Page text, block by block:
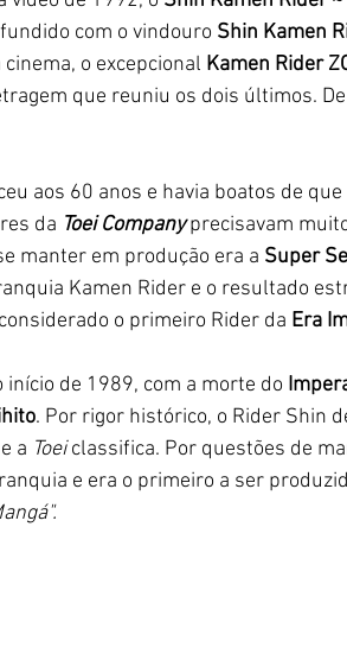
com o vindouro Shin Kamen
o excepcional Kamen Rider
que reuniu os dois últimos.
aos 60 anos e havia boatos de
da Toei Company precisavam
manter em produção era a Super
Kamen Rider e o resultado
o primeiro Rider da Era
de 1989, com a morte do
. Por rigor histórico, o Rider Shin
a Toei classifica. Por questões de
e era o primeiro a ser